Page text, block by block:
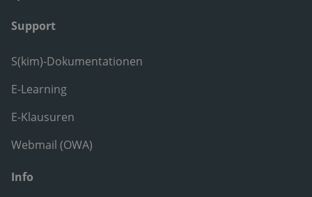
Support
S(kim)-Dokumentationen
E-Learning
E-Klausuren
Webmail (OWA)
Info